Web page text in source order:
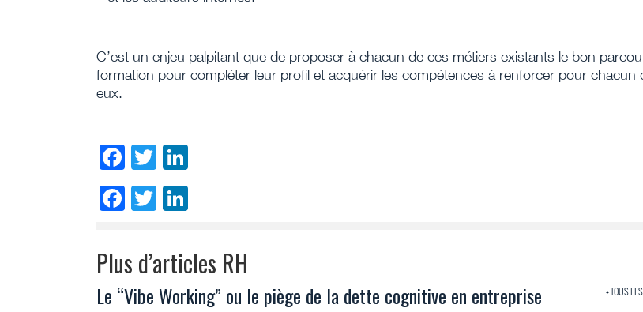
C’est un enjeu palpitant que de proposer à chacun de ces métiers existants le bon
formation pour compléter leur profil et acquérir les compétences à renforcer pour chacun
eux.
Facebook
Twitter
Facebook
Twitter
Plus d’articles RH
+ TOUS
Le “Vibe Working” ou le piège de la dette cognitive en entreprise